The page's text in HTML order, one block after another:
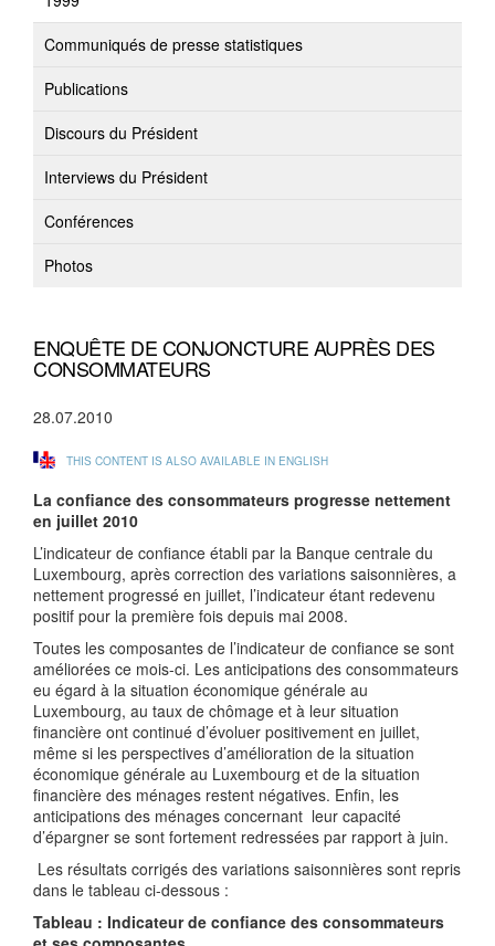
Communiqués de presse statistiques
Publications
Discours du Président
Interviews du Président
Conférences
Photos
ENQUÊTE DE CONJONCTURE AUPRÈS DES
CONSOMMATEURS
28.07.2010
THIS CONTENT IS ALSO AVAILABLE IN ENGLISH
La confiance des consommateurs progresse nettement
en juillet 2010
L’indicateur de confiance établi par la Banque centrale du
Luxembourg, après correction des variations saisonnières, a
nettement progressé en juillet, l’indicateur étant redevenu
positif pour la première fois depuis mai 2008.
Toutes les composantes de l’indicateur de confiance se sont
améliorées ce mois-ci. Les anticipations des consommateurs
eu égard à la situation économique générale au
Luxembourg, au taux de chômage et à leur situation
financière ont continué d’évoluer positivement en juillet,
même si les perspectives d’amélioration de la situation
économique générale au Luxembourg et de la situation
financière des ménages restent négatives. Enfin, les
anticipations des ménages concernant leur capacité
d’épargner se sont fortement redressées par rapport à juin.
Les résultats corrigés des variations saisonnières sont repris
dans le tableau ci-dessous :
Tableau : Indicateur de confiance des consommateurs